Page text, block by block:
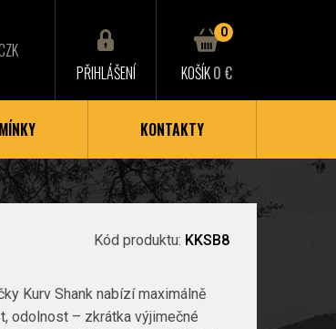
PŘIHLÁŠENÍ
0
KOŠÍK0 €
KONTAKTY
Kód produktu: KKSB8
Kurv Shank nabízí maximálně
odolnost – zkrátka výjimečné